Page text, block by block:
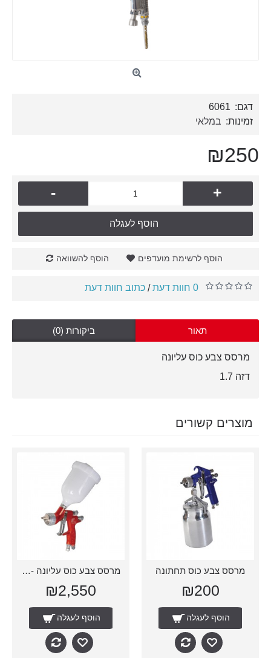
דגם: 6061
זמינות: במלאי
₪250
- +
הוסף לעגלה
הוסף לרשימת מועדפים הוסף להשוואה
0 חוות דעת / כתוב חוות דעת
תאור ביקורות (0)
מרסס צבע כוס עליונה
דזה 1.7
מוצרים קשורים
מרסס צבע כוס תחתונה
₪200
הוסף לעגלה
מרסס צבע כוס עליונה - דוילויס
₪2,550
הוסף לעגלה